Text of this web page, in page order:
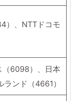
）、NTTドコモ
（6098）、日本
ンド（4661）